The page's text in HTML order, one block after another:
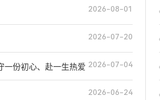
2026-08-01
2026-07-20
一份初心、赴一生热爱 2026-07-04
2026-06-24